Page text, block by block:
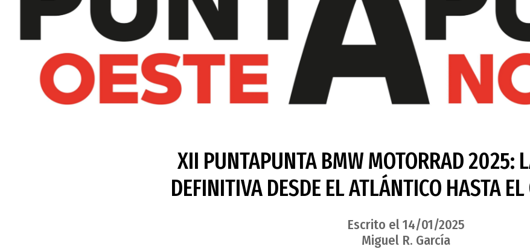
XII PUNTAPUNTA BMW MOTORRAD 2025:
DEFINITIVA DESDE EL ATLÁNTICO HASTA
Escrito el 14/01/2025
Miguel R. García